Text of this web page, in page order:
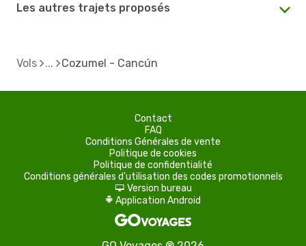
Les autres trajets proposés
Vols Cozumel - Cancún
Contact
FAQ
Conditions Générales de vente
Politique de cookies
Politique de confidentialité
Conditions générales d'utilisation des codes promotionnels
d Version bureau
A Application Android